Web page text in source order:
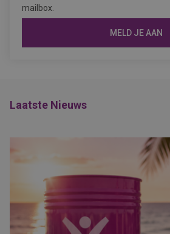
mailbox.
MELD JE AAN
Laatste Nieuws